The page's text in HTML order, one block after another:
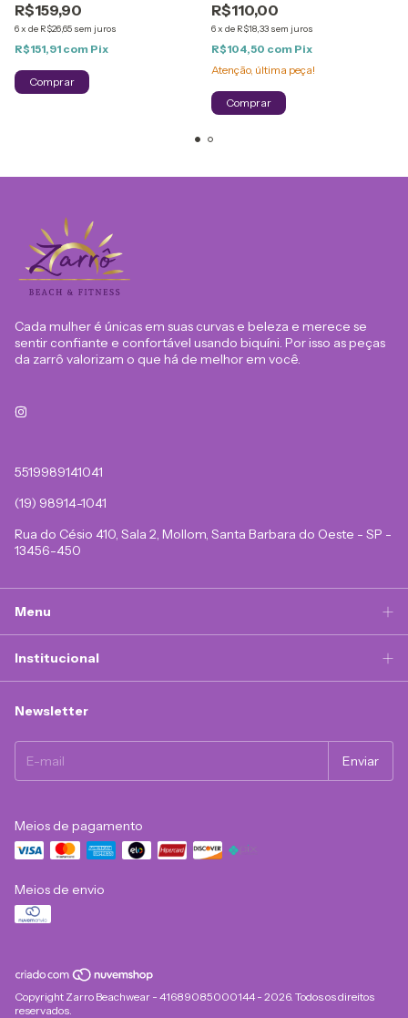
R$159,90
6x de R$26,65 sem juros
R$151,91 com Pix
Comprar
R$110,00
6x de R$18,33 sem juros
R$104,50 com Pix
Atenção, última peça!
Comprar
Cada mulher é únicas em suas curvas e beleza e merece se
sentir confiante e confortável usando biquíni. Por isso as peças
da zarrô valorizam o que há de melhor em você.
5519989141041
(19) 98914-1041
Rua do Césio 410, Sala 2, Mollom, Santa Barbara do Oeste - SP -
13456-450
Menu
Institucional
Newsletter
Meios de pagamento
Meios de envio
Copyright Zarro Beachwear - 41689085000144 - 2026. Todos os direitos
reservados.